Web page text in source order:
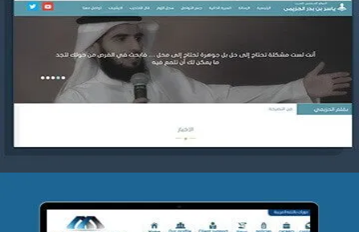
موقع ياسر بن بدر الحزيمي
التفاصيل